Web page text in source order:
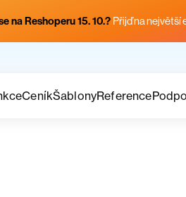
na Reshoperu 15. 10.? Přijď na největší
CeníkŠablonyReference